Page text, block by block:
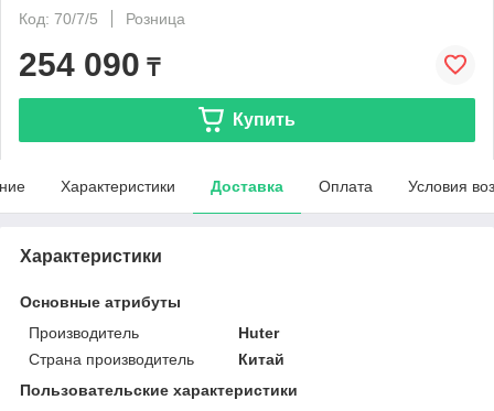
Код: 70/7/5
Розница
254 090 ₸
Купить
Характеристики Доставка Оплата Условия
Характеристики
Основные атрибуты
Производитель
Huter
Страна производитель
Китай
Пользовательские характеристики